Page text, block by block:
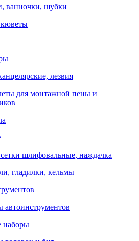
ванночки, шубки
лезвия
для монтажной пены и
шлифовальные, наждачка
гладилки, кельмы
автоинструментов
наборы